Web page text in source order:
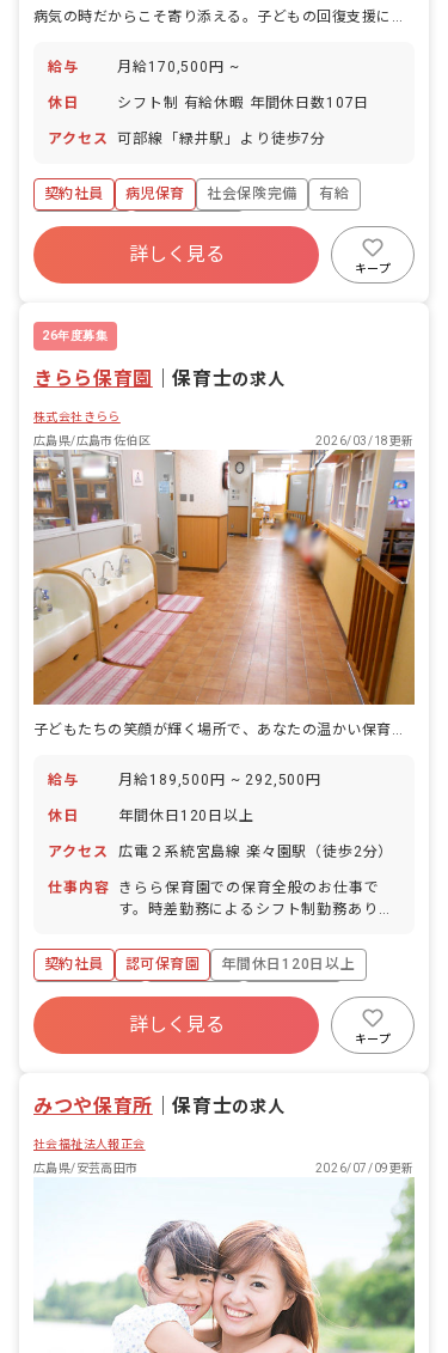
病気の時だからこそ寄り添える。子どもの回復支援に専念する。
給与 月給170,500円 ~
休日 シフト制 有給休暇 年間休日数107日
アクセス 可部線「緑井駅」より徒歩7分
契約社員 病児保育 社会保険完備
有給
残業少なめ
昇給昇進あり
詳しく見る
キープ
26年度募集
きらら保育園 ｜保育士の求人
株式会社きらら
広島県/広島市佐伯区
2026/03/18更新
子どもたちの笑顔が輝く場所で、あなたの温かい保育を届けませんか？
給与 月給189,500円 ~ 292,500円
休日 年間休日120日以上
アクセス 広電２系統宮島線 楽々園駅（徒歩2分）
仕事内容
きらら保育園での保育全般のお仕事で
す。時差勤務によるシフト制勤務あり。
契約社員
認可保育園
年間休日120日以上
社会保険完備
退職金制度
残業少なめ
昇給昇進あり
車通勤可
詳しく見る
キープ
みつや保育所 ｜保育士の求人
社会福祉法人報正会
広島県/安芸高田市
2026/07/09更新